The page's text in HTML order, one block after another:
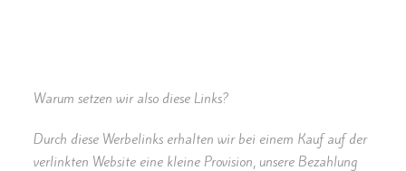
Warum setzen wir also diese Links?
Durch diese Werbelinks erhalten wir bei einem Kauf auf der
verlinkten Website eine kleine Provision, unsere Bezahlung